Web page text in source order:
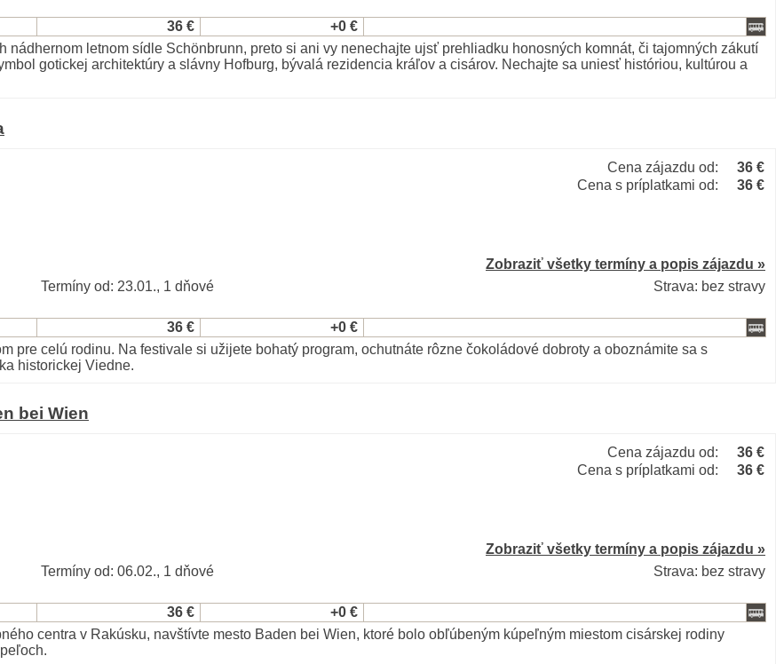
36 €
+0 €
letnom sídle Schönbrunn, preto si ani vy nenechajte ujsť prehliadku honosných komnát, či tajomných zákutí
gotickej architektúry a slávny Hofburg, bývalá rezidencia kráľov a cisárov. Nechajte sa uniesť históriou, kultúrou a
Cena zájazdu od:
36 €
Cena s príplatkami od:
36 €
Zobraziť všetky termíny a popis zájazdu »
Termíny od: 23.01., 1 dňové Strava: bez stravy
36 €
+0 €
pre celú rodinu. Na festivale si užijete bohatý program, ochutnáte rôzne čokoládové dobroty a oboznámite sa s
historickej Viedne.
bei Wien
Cena zájazdu od:
36 €
Cena s príplatkami od:
36 €
Zobraziť všetky termíny a popis zájazdu »
Termíny od: 06.02., 1 dňové Strava: bez stravy
36 €
+0 €
centra v Rakúsku, navštívte mesto Baden bei Wien, ktoré bolo obľúbeným kúpeľným miestom cisárskej rodiny